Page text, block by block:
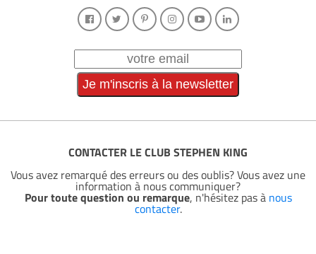
CONTACTER LE CLUB STEPHEN KING
Vous avez remarqué des erreurs ou des oublis? Vous avez une
information à nous communiquer?
Pour toute question ou remarque, n'hésitez pas à nous
contacter.